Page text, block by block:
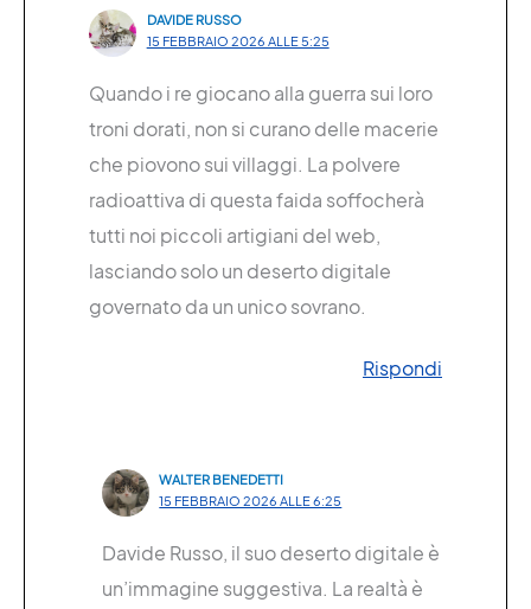
DAVIDE RUSSO
15 FEBBRAIO 2026 ALLE 5:25
Quando i re giocano alla guerra sui loro
troni dorati, non si curano delle macerie
che piovono sui villaggi. La polvere
radioattiva di questa faida soffocherà
tutti noi piccoli artigiani del web,
lasciando solo un deserto digitale
governato da un unico sovrano.
Rispondi
WALTER BENEDETTI
15 FEBBRAIO 2026 ALLE 6:25
Davide Russo, il suo deserto digitale è
un’immagine suggestiva. La realtà è